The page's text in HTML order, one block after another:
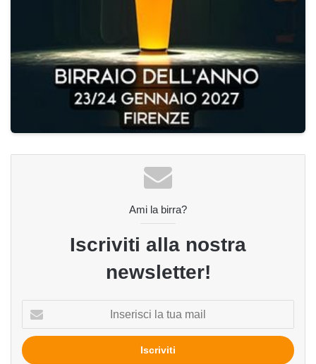
Ami la birra?
Iscriviti alla nostra
newsletter!
tua
mail